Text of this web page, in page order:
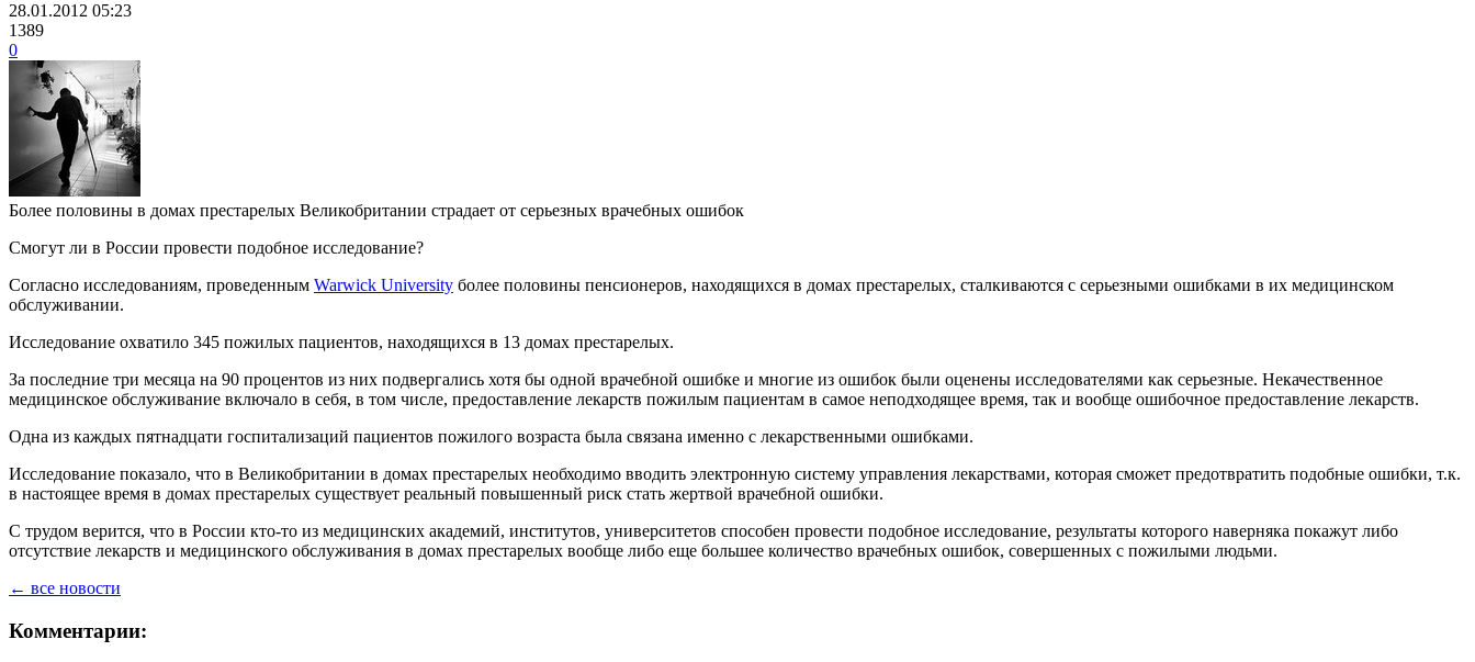
28.01.2012 05:23
1389
0
Более половины в домах престарелых Великобритании страдает от серьезных врачебных ошибок
Смогут ли в России провести подобное исследование?
Согласно исследованиям, проведенным Warwick University более половины пенсионеров, находящихся в домах престарелых, сталкиваются с серьезными ошибками в их медицинском
обслуживании.
Исследование охватило 345 пожилых пациентов, находящихся в 13 домах престарелых.
За последние три месяца на 90 процентов из них подвергались хотя бы одной врачебной ошибке и многие из ошибок были оценены исследователями как серьезные. Некачественное
медицинское обслуживание включало в себя, в том числе, предоставление лекарств пожилым пациентам в самое неподходящее время, так и вообще ошибочное предоставление лекарств.
Одна из каждых пятнадцати госпитализаций пациентов пожилого возраста была связана именно с лекарственными ошибками.
Исследование показало, что в Великобритании в домах престарелых необходимо вводить электронную систему управления лекарствами, которая сможет предотвратить подобные ошибки, т.к.
в настоящее время в домах престарелых существует реальный повышенный риск стать жертвой врачебной ошибки.
С трудом верится, что в России кто-то из медицинских академий, институтов, университетов способен провести подобное исследование, результаты которого наверняка покажут либо
отсутствие лекарств и медицинского обслуживания в домах престарелых вообще либо еще большее количество врачебных ошибок, совершенных с пожилыми людьми.
← все новости
Комментарии: